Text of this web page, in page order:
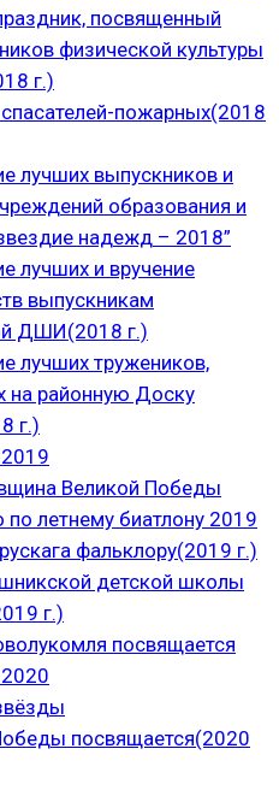
посвященный
физической культуры
г.)
пожарных(2018
лучших выпускников и
образования и
надежд – 2018”
лучших и вручение
выпускникам
ДШИ(2018 г.)
лучших тружеников,
на районную Доску
г.)
Великой Победы
по летнему биатлону 2019
фальклору(2019 г.)
детской школы
г.)
посвящается
посвящается(2020